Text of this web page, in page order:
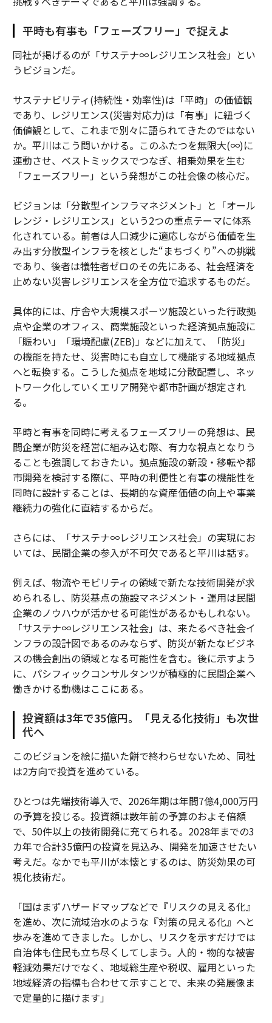
平時も有事も「フェーズフリー」で捉えよ
同社が掲げるのが「サステナ∞レジリエンス社会」とい
うビジョンだ。
サステナビリティ(持続性・効率性)は「平時」の価値観
であり、レジリエンス(災害対応力)は「有事」に紐づく
価値観として、これまで別々に語られてきたのではない
か。平川はこう問いかける。このふたつを無限大(∞)に
連動させ、ベストミックスでつなぎ、相乗効果を生む
「フェーズフリー」という発想がこの社会像の核心だ。
ビジョンは「分散型インフラマネジメント」と「オール
レンジ・レジリエンス」という2つの重点テーマに体系
化されている。前者は人口減少に適応しながら価値を生
み出す分散型インフラを核とした“まちづくり”への挑戦
であり、後者は犠牲者ゼロのその先にある、社会経済を
止めない災害レジリエンスを全方位で追求するものだ。
具体的には、庁舎や大規模スポーツ施設といった行政拠
点や企業のオフィス、商業施設といった経済拠点施設に
「賑わい」「環境配慮(ZEB)」などに加えて、「防災」
の機能を持たせ、災害時にも自立して機能する地域拠点
へと転換する。こうした拠点を地域に分散配置し、ネッ
トワーク化していくエリア開発や都市計画が想定され
る。
平時と有事を同時に考えるフェーズフリーの発想は、民
間企業が防災を経営に組み込む際、有力な視点となりう
ることも強調しておきたい。拠点施設の新設・移転や都
市開発を検討する際に、平時の利便性と有事の機能性を
同時に設計することは、長期的な資産価値の向上や事業
継続力の強化に直結するからだ。
さらには、「サステナ∞レジリエンス社会」の実現にお
いては、民間企業の参入が不可欠であると平川は話す。
例えば、物流やモビリティの領域で新たな技術開発が求
められるし、防災基点の施設マネジメント・運用は民間
企業のノウハウが活かせる可能性があるかもしれない。
「サステナ∞レジリエンス社会」は、来たるべき社会イ
ンフラの設計図であるのみならず、防災が新たなビジネ
スの機会創出の領域となる可能性を含む。後に示すよう
に、パシフィックコンサルタンツが積極的に民間企業へ
働きかける動機はここにある。
投資額は3年で35億円。「見える化技術」も次世
代へ
このビジョンを絵に描いた餅で終わらせないため、同社
は2方向で投資を進めている。
ひとつは先端技術導入で、2026年期は年間7億4,000万円
の予算を投じる。投資額は数年前の予算のおよそ倍額
で、50件以上の技術開発に充てられる。2028年までの3
カ年で合計35億円の投資を見込み、開発を加速させたい
考えだ。なかでも平川が本懐とするのは、防災効果の可
視化技術だ。
「国はまずハザードマップなどで『リスクの見える化』
を進め、次に流域治水のような『対策の見える化』へと
歩みを進めてきました。しかし、リスクを示すだけでは
自治体も住民も立ち尽くしてしまう。人的・物的な被害
軽減効果だけでなく、地域総生産や税収、雇用といった
地域経済の指標も合わせて示すことで、未来の発展像ま
で定量的に描けます」